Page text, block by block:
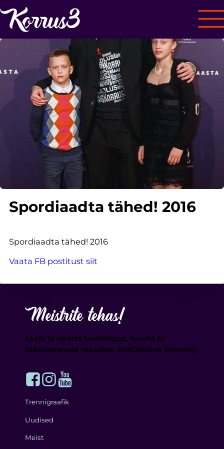
Spordiaadta tähed! 2016
Spordiaadta tähed! 2016
Vaata FB postitust siit
Laste ja noorte treeningud, noorte ja
täiskasvanute maadlus, üldfüüsiline treening.
Trennigraafik
Uudised
Meist